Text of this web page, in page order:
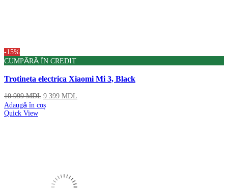
-15%
CUMPĂRĂ ÎN CREDIT
Trotineta electrica Xiaomi Mi 3, Black
10 999MDL 9 399 MDL
Adaugă în coș
Quick View